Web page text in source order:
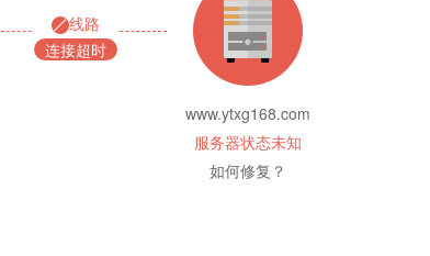
线路
连接超时
www.ytxg168.com
服务器状态未知
如何修复？